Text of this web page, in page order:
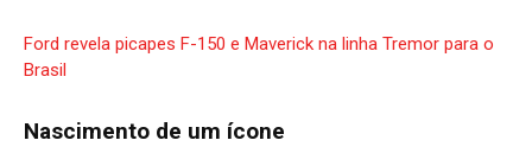
Ford revela picapes F-150 e Maverick na linha Tremor para o
Brasil
Nascimento de um ícone